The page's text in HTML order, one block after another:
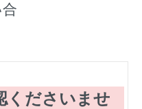
くださいませ